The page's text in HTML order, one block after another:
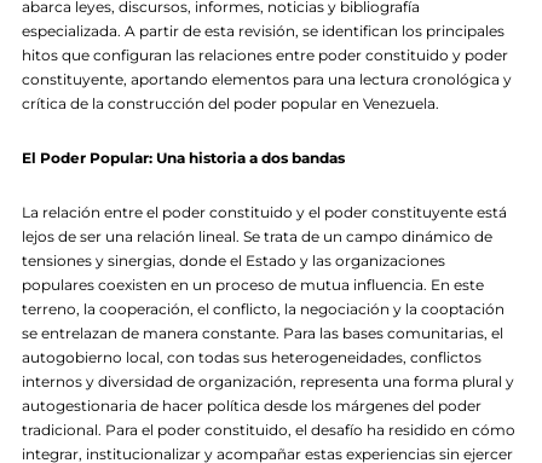
abarca leyes, discursos, informes, noticias y bibliografía
especializada. A partir de esta revisión, se identifican los principales
hitos que configuran las relaciones entre poder constituido y poder
constituyente, aportando elementos para una lectura cronológica y
crítica de la construcción del poder popular en Venezuela.
El Poder Popular: Una historia a dos bandas
La relación entre el poder constituido y el poder constituyente está
lejos de ser una relación lineal. Se trata de un campo dinámico de
tensiones y sinergias, donde el Estado y las organizaciones
populares coexisten en un proceso de mutua influencia. En este
terreno, la cooperación, el conflicto, la negociación y la cooptación
se entrelazan de manera constante. Para las bases comunitarias, el
autogobierno local, con todas sus heterogeneidades, conflictos
internos y diversidad de organización, representa una forma plural y
autogestionaria de hacer política desde los márgenes del poder
tradicional. Para el poder constituido, el desafío ha residido en cómo
integrar, institucionalizar y acompañar estas experiencias sin ejercer